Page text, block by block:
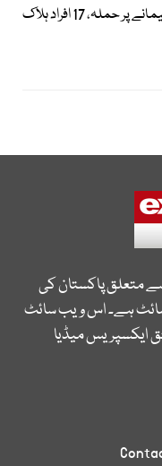
17 افراد ہلاک
متعلق پاکستان کی
ہے۔ اس ویب سائٹ
ایکسپریس میڈیا